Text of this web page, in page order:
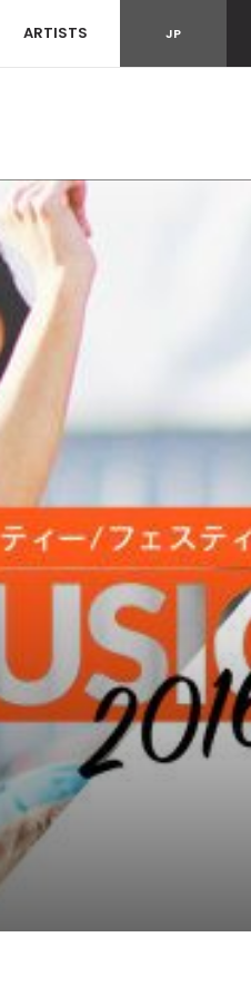
ARTISTS JP